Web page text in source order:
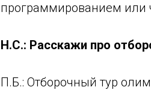
программированием или
Н.С.: Расскажи про
П.Б.: Отборочный тур